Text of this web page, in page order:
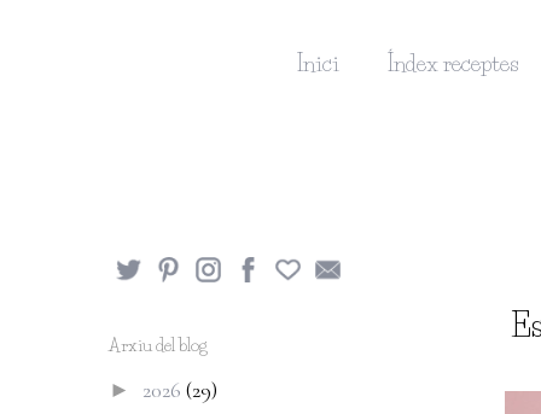
Inici Índex receptes
Arxiu del blog
► 2026 (29)